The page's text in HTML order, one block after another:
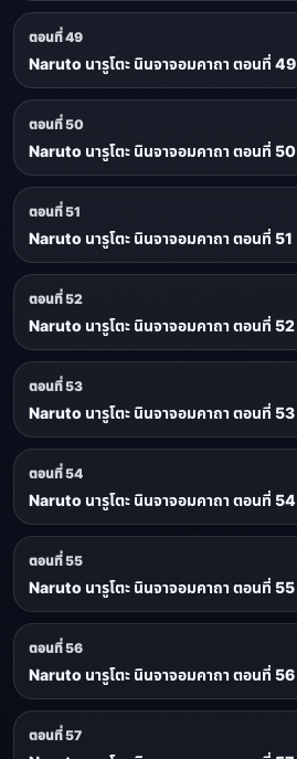
ตอนที่ 49
Naruto นารูโตะ นินจาจอมคาถา ตอนที่ 49
ตอนที่ 50
Naruto นารูโตะ นินจาจอมคาถา ตอนที่ 50
ตอนที่ 51
Naruto นารูโตะ นินจาจอมคาถา ตอนที่ 51
ตอนที่ 52
Naruto นารูโตะ นินจาจอมคาถา ตอนที่ 52
ตอนที่ 53
Naruto นารูโตะ นินจาจอมคาถา ตอนที่ 53
ตอนที่ 54
Naruto นารูโตะ นินจาจอมคาถา ตอนที่ 54
ตอนที่ 55
Naruto นารูโตะ นินจาจอมคาถา ตอนที่ 55
ตอนที่ 56
Naruto นารูโตะ นินจาจอมคาถา ตอนที่ 56
ตอนที่ 57